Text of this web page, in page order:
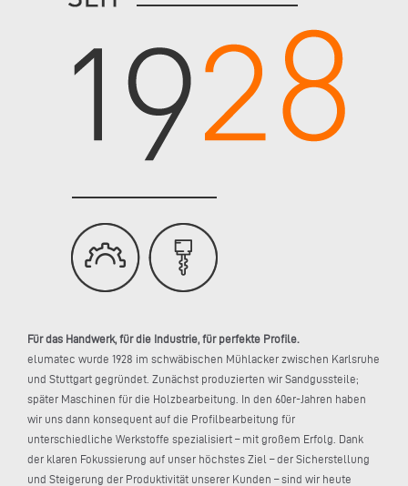
Für das Handwerk, für die Industrie, für perfekte Profile.
elumatec wurde 1928 im schwäbischen Mühlacker zwischen Karlsruhe
und Stuttgart gegründet. Zunächst produzierten wir Sandgussteile;
später Maschinen für die Holzbearbeitung. In den 60er-Jahren haben
wir uns dann konsequent auf die Profilbearbeitung für
unterschiedliche Werkstoffe spezialisiert – mit großem Erfolg. Dank
der klaren Fokussierung auf unser höchstes Ziel – der Sicherstellung
und Steigerung der Produktivität unserer Kunden – sind wir heute